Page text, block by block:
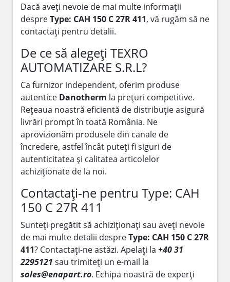
Dacă aveți nevoie de mai multe informații
despreType: CAH 150 C 27R 411, vă rugăm să ne
contactați pentru detalii.
De ce să alegeți TEXRO
AUTOMATIZARE S.R.L?
Ca furnizor independent, oferim produse
autentice Danotherm la prețuri competitive.
Rețeaua noastră eficientă de distribuție asigură
livrări prompt în toată România. Ne
aprovizionăm produsele din canale de
încredere, astfel încât puteți fi siguri de
autenticitatea și calitatea articolelor
achiziționate de la noi.
Contactați-ne pentru Type: CAH
150 C 27R 411
Sunteți pregătit să achiziționați sau aveți nevoie
de mai multe detalii despreType: CAH 150 C 27R
411? Contactați-ne astăzi. Apelați la +40 31
2295121 sau trimiteți un e-mail la
sales@enapart.ro. Echipa noastră de experți